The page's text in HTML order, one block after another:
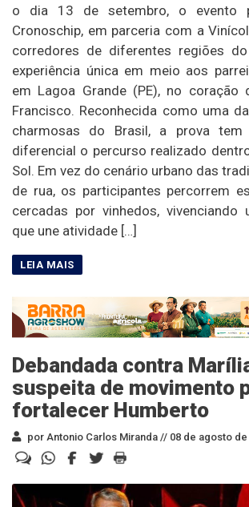
o dia 13 de setembro, o evento
Cronoschip, em parceria com a
corredores de diferentes regiões
experiência única em meio aos
em Lagoa Grande (PE), no coração
Francisco. Reconhecida como uma
charmosas do Brasil, a prova tem
diferencial o percurso realizado
Sol. Em vez do cenário urbano das
de rua, os participantes percorrem
cercadas por vinhedos, vivenciando
que une atividade […]
Debandada contra
suspeita de movimento
fortalecer Humberto
por Antonio Carlos Miranda // 08 de agosto de